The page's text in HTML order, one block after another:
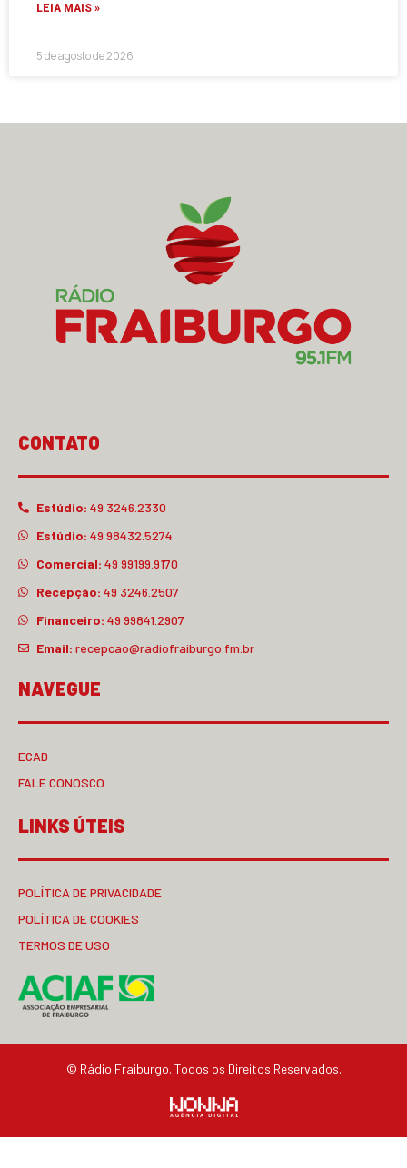
LEIA MAIS »
5 de agosto de 2026
CONTATO
Estúdio: 49 3246.2330
Estúdio: 49 98432.5274
Comercial: 49 99199.9170
Recepção: 49 3246.2507
Financeiro: 49 99841.2907
Email: recepcao@radiofraiburgo.fm.br
NAVEGUE
ECAD
FALE CONOSCO
LINKS ÚTEIS
POLÍTICA DE PRIVACIDADE
POLÍTICA DE COOKIES
TERMOS DE USO
© Rádio Fraiburgo. Todos os Direitos Reservados.